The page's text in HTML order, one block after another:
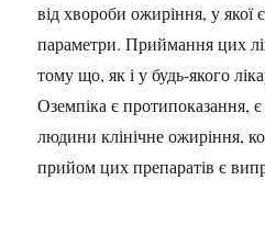
від хвороби ожиріння, у якої
параметри. Приймання цих
тому що, як і у будь-якого
Оземпіка є протипоказання,
людини клінічне ожиріння,
прийом цих препаратів є